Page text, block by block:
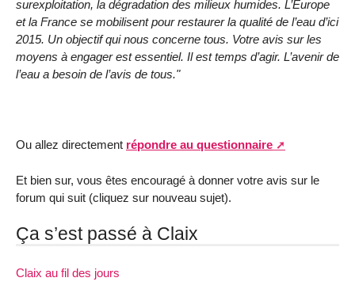
surexploitation, la dégradation des milieux humides. L’Europe
et la France se mobilisent pour restaurer la qualité de l’eau d’ici
2015. Un objectif qui nous concerne tous. Votre avis sur les
moyens à engager est essentiel. Il est temps d’agir. L’avenir de
l’eau a besoin de l’avis de tous."
Ou allez directement répondre au questionnaire
Et bien sur, vous êtes encouragé à donner votre avis sur le
forum qui suit (cliquez sur nouveau sujet).
Ça s’est passé à Claix
Claix au fil des jours